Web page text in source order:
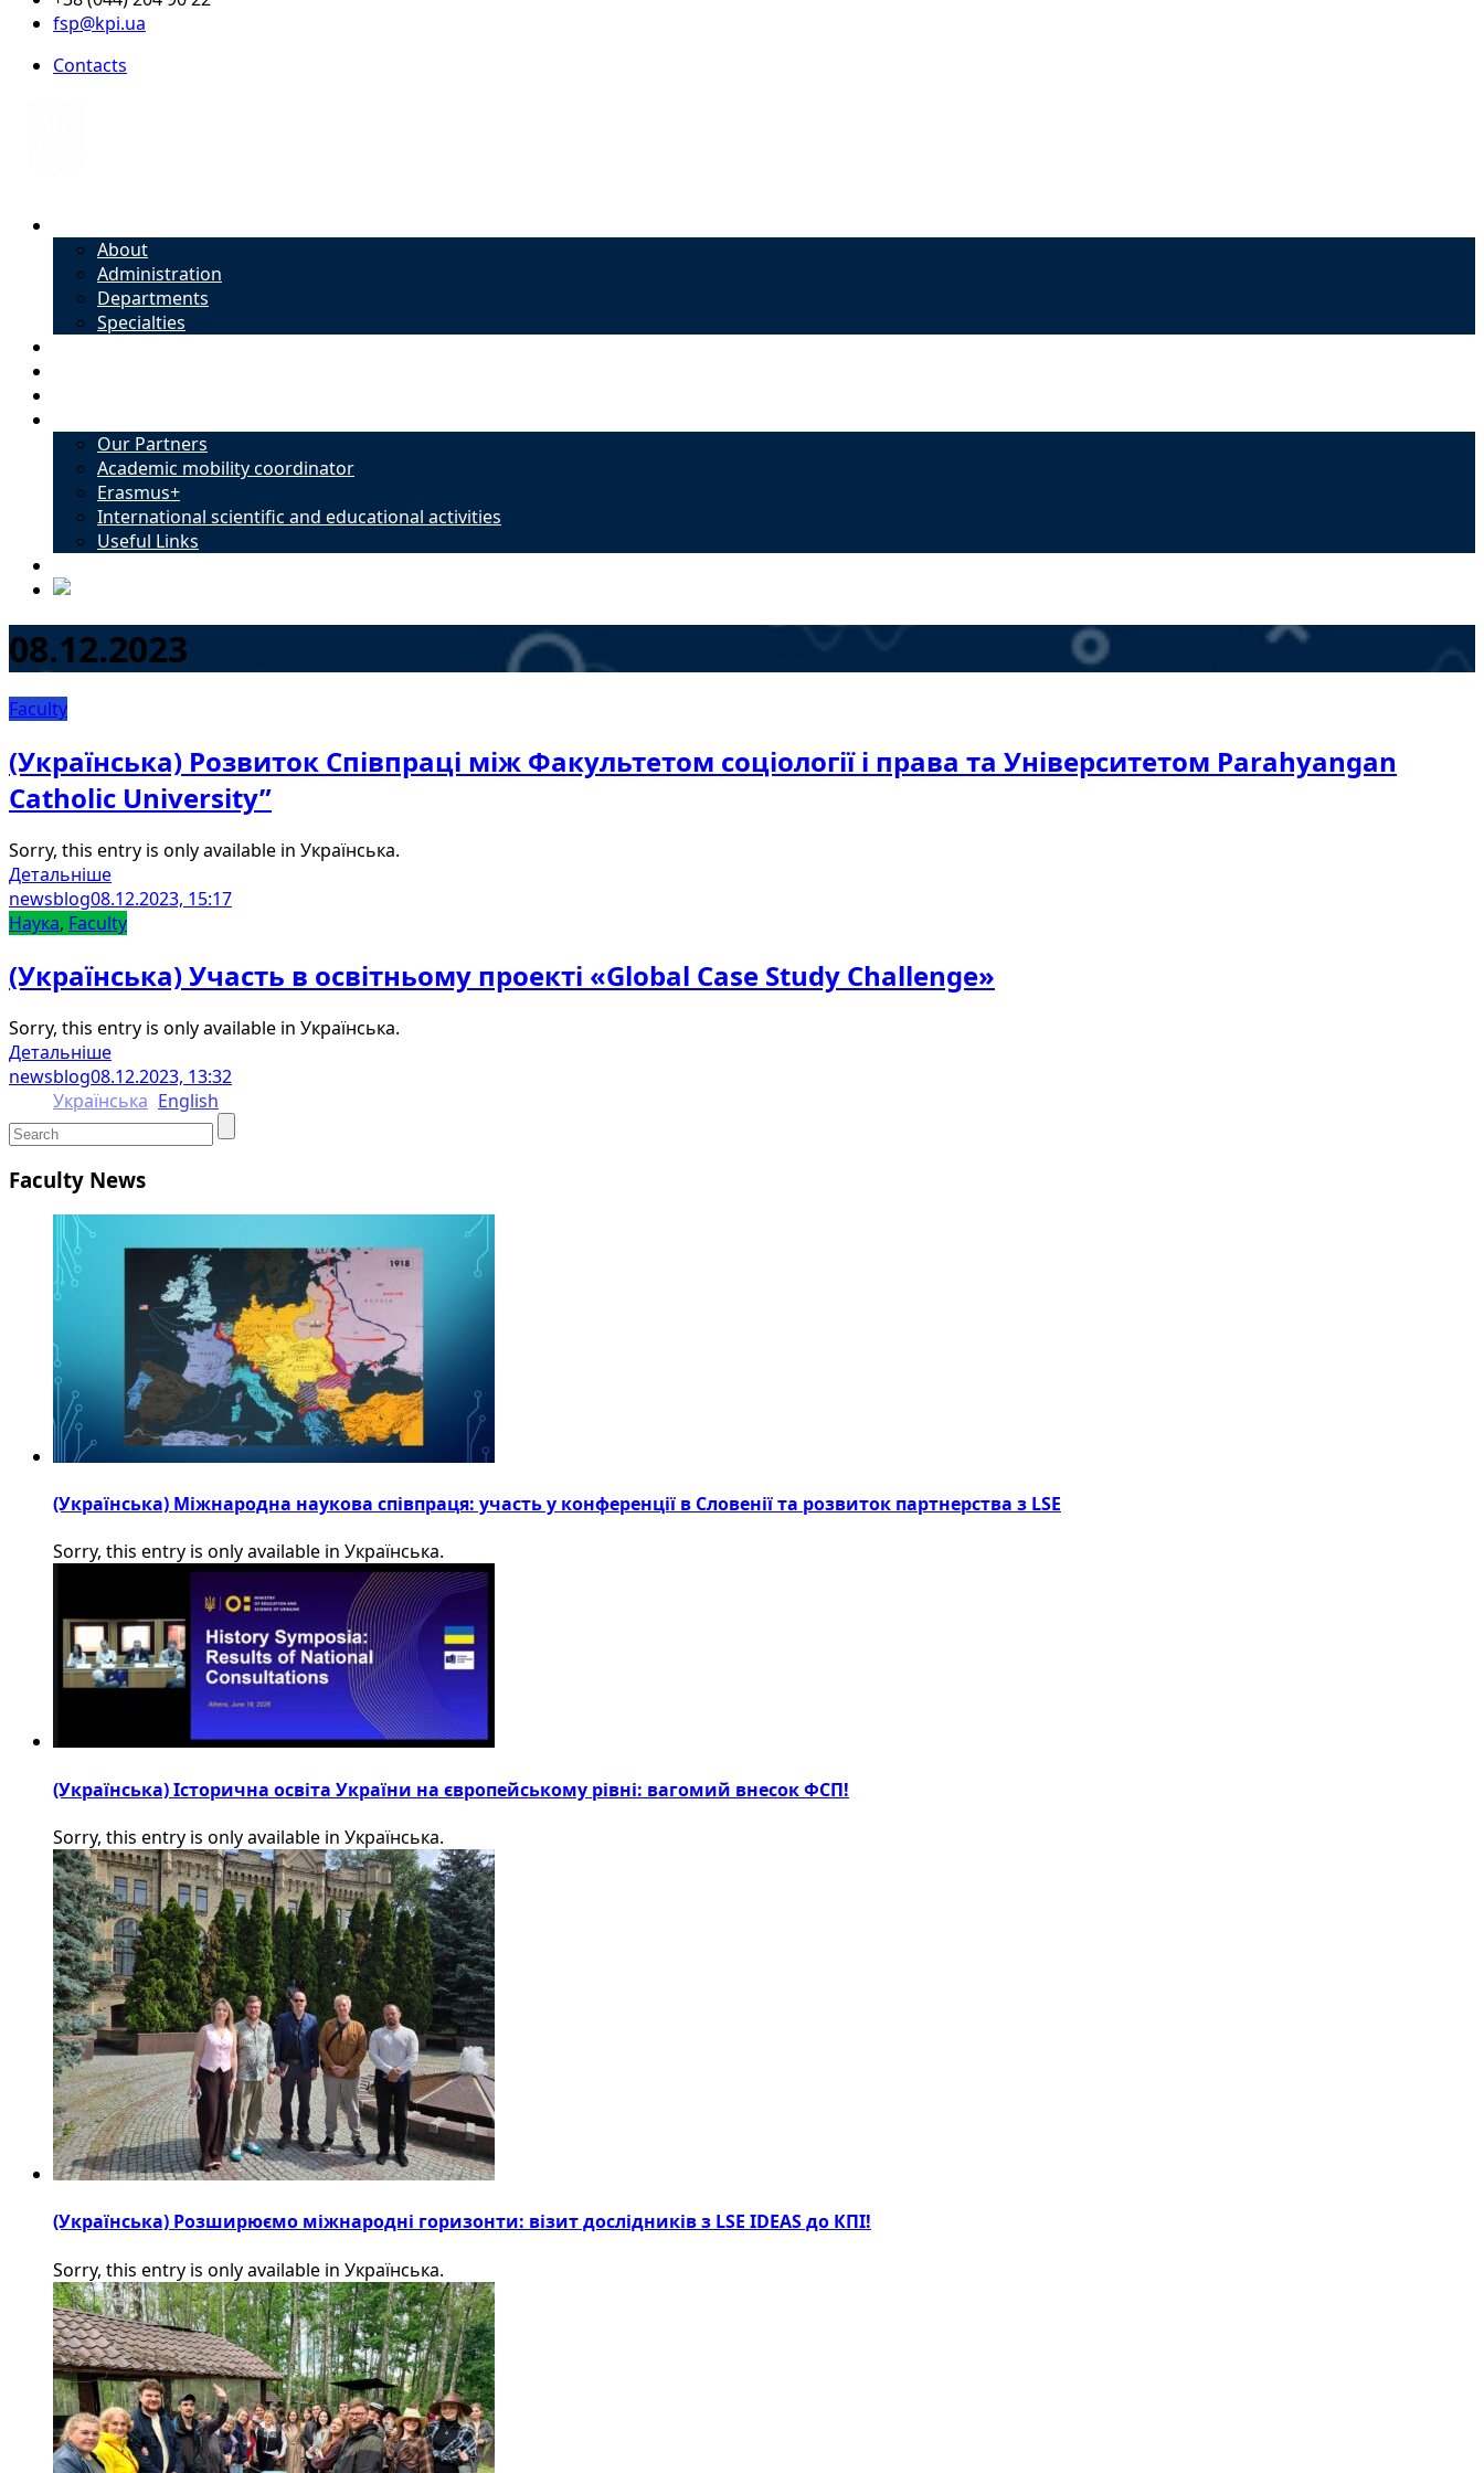
fsp@kpi.ua
Contacts
About
Administration
Departments
Specialties
Our Partners
Academic mobility coordinator
Erasmus+
International scientific and educational activities
Useful Links
08.12.2023
Faculty
(Українська) Розвиток Співпраці між Факультетом соціології і права та Університетом Parahyangan
Catholic University”
Sorry, this entry is only available in Українська.
Детальніше
newsblog08.12.2023, 15:17
Наука, Faculty
(Українська) Участь в освітньому проекті «Global Case Study Challenge»
Sorry, this entry is only available in Українська.
Детальніше
newsblog08.12.2023, 13:32
Українська English
Faculty News
(Українська) Міжнародна наукова співпраця: участь у конференції в Словенії та розвиток партнерства з LSE
Sorry, this entry is only available in Українська.
(Українська) Історична освіта України на європейському рівні: вагомий внесок ФСП!
Sorry, this entry is only available in Українська.
(Українська) Розширюємо міжнародні горизонти: візит дослідників з LSE IDEAS до КПІ!
Sorry, this entry is only available in Українська.